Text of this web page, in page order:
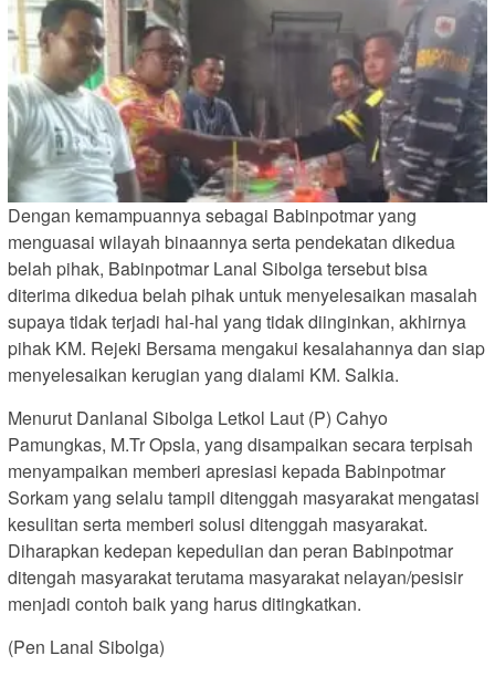
Dengan kemampuannya sebagai Babinpotmar yang
menguasai wilayah binaannya serta pendekatan dikedua
belah pihak, Babinpotmar Lanal Sibolga tersebut bisa
diterima dikedua belah pihak untuk menyelesaikan masalah
supaya tidak terjadi hal-hal yang tidak diinginkan, akhirnya
pihak KM. Rejeki Bersama mengakui kesalahannya dan siap
menyelesaikan kerugian yang dialami KM. Salkia.
Menurut Danlanal Sibolga Letkol Laut (P) Cahyo
Pamungkas, M.Tr Opsla, yang disampaikan secara terpisah
menyampaikan memberi apresiasi kepada Babinpotmar
Sorkam yang selalu tampil ditenggah masyarakat mengatasi
kesulitan serta memberi solusi ditenggah masyarakat.
Diharapkan kedepan kepedulian dan peran Babinpotmar
ditengah masyarakat terutama masyarakat nelayan/pesisir
menjadi contoh baik yang harus ditingkatkan.
(Pen Lanal Sibolga)